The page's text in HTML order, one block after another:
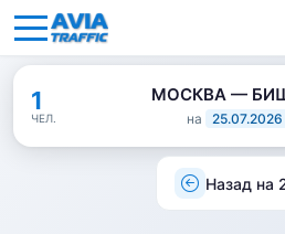
1
ЧЕЛ.
МОСКВА —
на 25.07.2026
Назад на